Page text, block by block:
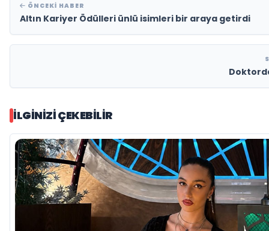
ÖNCEKI HABER
Altın Kariyer Ödülleri ünlü isimleri bir araya getirdi
İLGINIZI ÇEKEBILIR